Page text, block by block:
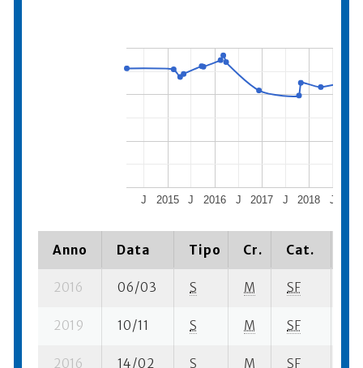
2015 2016 2017 2018
J J J J J
Anno Data Tipo Cr. Cat.
2016 06/03 S M SF
2019 10/11 S M SF
2016 14/02 S M SF